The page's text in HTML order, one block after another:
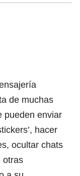
de muchas
pueden enviar
hacer
ocultar chats
otras